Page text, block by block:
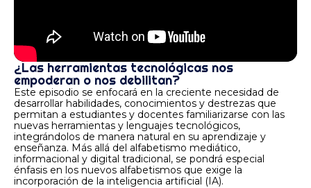
¿Las herramientas tecnológicas nos
empoderan o nos debilitan?
Este episodio se enfocará en la creciente necesidad de
desarrollar habilidades, conocimientos y destrezas que
permitan a estudiantes y docentes familiarizarse con las
nuevas herramientas y lenguajes tecnológicos,
integrándolos de manera natural en su aprendizaje y
enseñanza. Más allá del alfabetismo mediático,
informacional y digital tradicional, se pondrá especial
énfasis en los nuevos alfabetismos que exige la
incorporación de la inteligencia artificial (IA).